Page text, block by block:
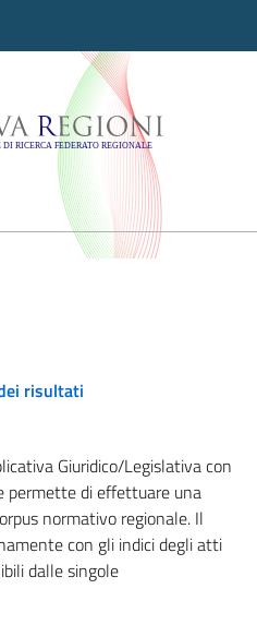
-
risultati
Giuridico/Legislativa con
permette di effettuare una
normativo regionale. Il
con gli indici degli atti
dalle singole